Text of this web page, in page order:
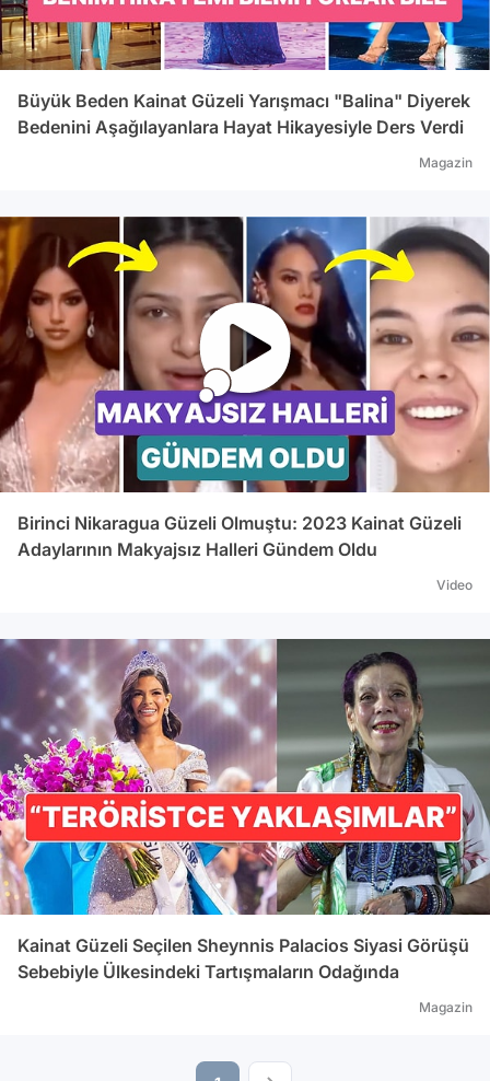
Büyük Beden Kainat Güzeli Yarışmacı "Balina" Diyerek
Bedenini Aşağılayanlara Hayat Hikayesiyle Ders Verdi
Magazin
Birinci Nikaragua Güzeli Olmuştu: 2023 Kainat Güzeli
Adaylarının Makyajsız Halleri Gündem Oldu
Video
Kainat Güzeli Seçilen Sheynnis Palacios Siyasi Görüşü
Sebebiyle Ülkesindeki Tartışmaların Odağında
Magazin